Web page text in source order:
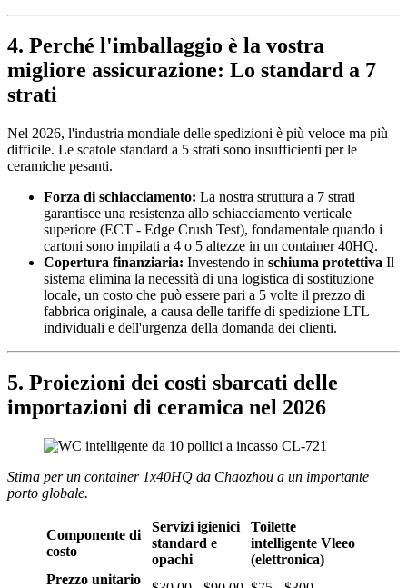
4. Perché l'imballaggio è la vostra
migliore assicurazione: Lo standard a 7
strati
Nel 2026, l'industria mondiale delle spedizioni è più veloce ma più
difficile. Le scatole standard a 5 strati sono insufficienti per le
ceramiche pesanti.
Forza di schiacciamento: La nostra struttura a 7 strati
garantisce una resistenza allo schiacciamento verticale
superiore (ECT - Edge Crush Test), fondamentale quando i
cartoni sono impilati a 4 o 5 altezze in un container 40HQ.
Copertura finanziaria: Investendo in schiuma protettiva Il
sistema elimina la necessità di una logistica di sostituzione
locale, un costo che può essere pari a 5 volte il prezzo di
fabbrica originale, a causa delle tariffe di spedizione LTL
individuali e dell'urgenza della domanda dei clienti.
5. Proiezioni dei costi sbarcati delle
importazioni di ceramica nel 2026
Stima per un container 1x40HQ da Chaozhou a un importante
porto globale.
Componente di
costo
Servizi igienici
standard e
opachi
Toilette
intelligente Vleeo
(elettronica)
Prezzo unitario